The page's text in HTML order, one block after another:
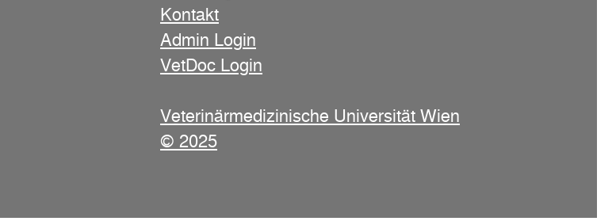
Kontakt
Admin Login
VetDoc Login
Veterinärmedizinische Universität Wien
© 2025